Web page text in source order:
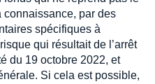
connaissance, par des
spécifiques à
qui résultait de l’arrêt
du 19 octobre 2022, et
Si cela est possible,